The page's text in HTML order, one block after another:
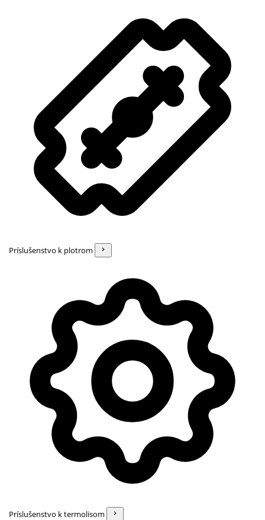
Príslušenstvo k plotrom
Príslušenstvo k termolisom